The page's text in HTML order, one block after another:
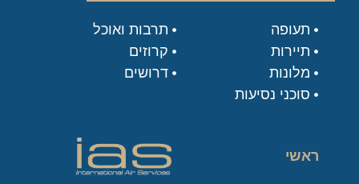
תעופה
תיירות
מלונות
סוכני נסיעות
תרבות ואוכל
קרוזים
דרושים
ראשי